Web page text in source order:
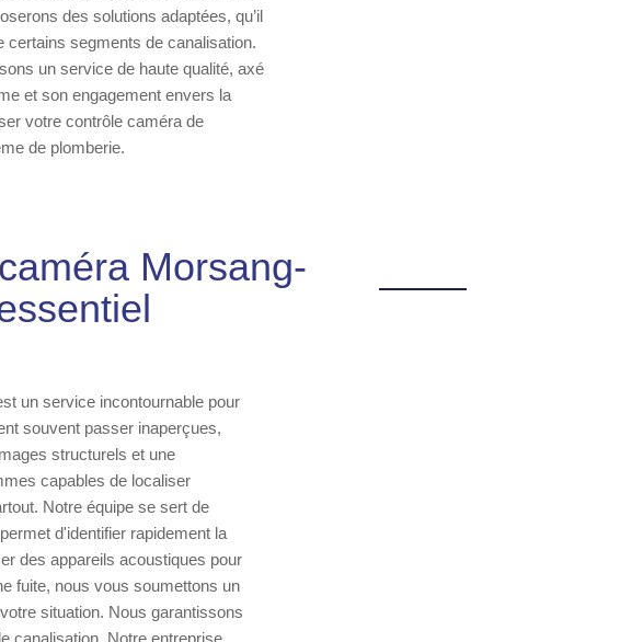
des solutions adaptées, qu’il
certains segments de canalisation.
un service de haute qualité, axé
et son engagement envers la
votre contrôle caméra de
de plomberie.
Morsang-
un service incontournable pour
souvent passer inaperçues,
structurels et une
capables de localiser
Notre équipe se sert de
d'identifier rapidement la
des appareils acoustiques pour
fuite, nous vous soumettons un
situation. Nous garantissons
canalisation. Notre entreprise,